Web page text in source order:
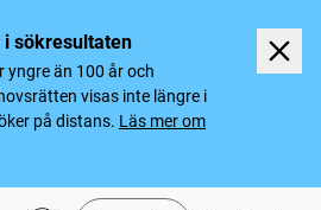
i sökresultaten
än 100 år och
visas inte längre i
på distans. Läs mer om